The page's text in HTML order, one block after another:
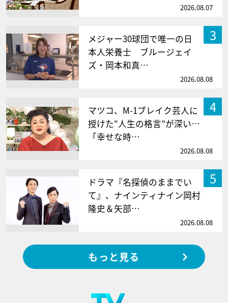
2026.08.07
3
メジャー30球団で唯一の日
本人栄養士 ブルージェイ
ズ・岡本和真…
2026.08.08
4
マツコ、M-1ブレイク芸人に
授けた“人生の格言”が深い…
「幸せな時…
2026.08.08
5
ドラマ『名探偵のままでい
て』、ナインティナイン岡村
隆史＆矢部…
2026.08.08
もっと見る